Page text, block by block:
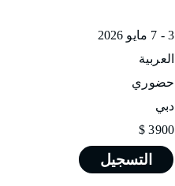
3 - 7 مايو 2026
العربية
حضوري
دبي
3900 $
التسجيل